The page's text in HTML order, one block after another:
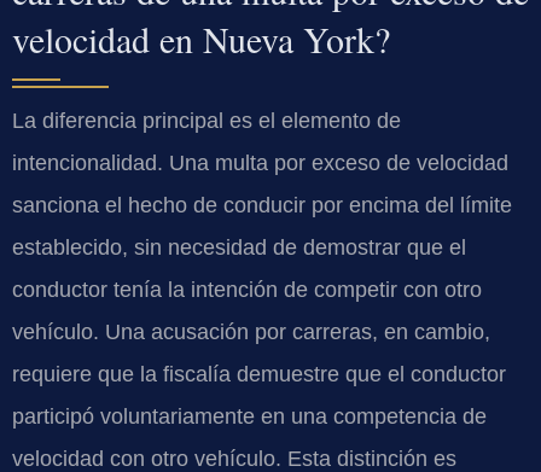
velocidad en Nueva York?
La diferencia principal es el elemento de
intencionalidad. Una multa por exceso de velocidad
sanciona el hecho de conducir por encima del límite
establecido, sin necesidad de demostrar que el
conductor tenía la intención de competir con otro
vehículo. Una acusación por carreras, en cambio,
requiere que la fiscalía demuestre que el conductor
participó voluntariamente en una competencia de
velocidad con otro vehículo. Esta distinción es